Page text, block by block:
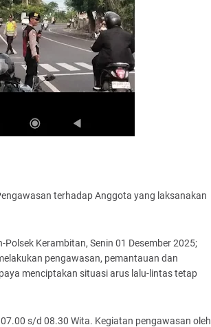
terhadap Anggota yang laksanakan
Kerambitan, Senin 01 Desember 2025;
pengawasan, pemantauan dan
menciptakan situasi arus lalu-lintas tetap
s/d 08.30 Wita. Kegiatan pengawasan oleh